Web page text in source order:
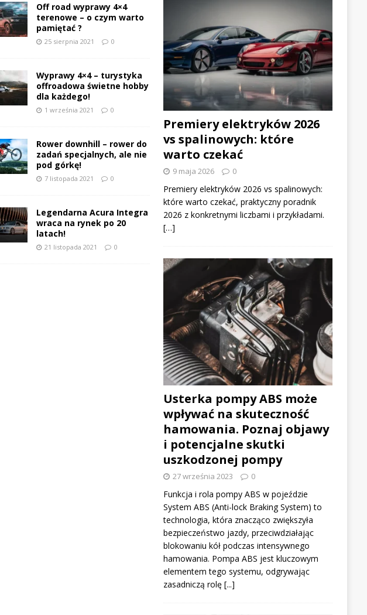
Off road wyprawy 4×4
terenowe – o czym warto
pamiętać ?
25 sierpnia 2021 0
Wyprawy 4×4 – turystyka
offroadowa świetne hobby
dla każdego!
1 września 2021 0
Rower downhill – rower do
zadań specjalnych, ale nie
pod górkę!
7 listopada 2021 0
Legendarna Acura Integra
wraca na rynek po 20
latach!
21 listopada 2021 0
Premiery elektryków 2026
vs spalinowych: które
warto czekać
9 maja 2026 0
Premiery elektryków 2026 vs spalinowych:
które warto czekać, praktyczny poradnik
2026 z konkretnymi liczbami i przykładami.
[…]
Usterka pompy ABS może
wpływać na skuteczność
hamowania. Poznaj objawy
i potencjalne skutki
uszkodzonej pompy
27 września 2023 0
Funkcja i rola pompy ABS w pojeździe
System ABS (Anti-lock Braking System) to
technologia, która znacząco zwiększyła
bezpieczeństwo jazdy, przeciwdziałając
blokowaniu kół podczas intensywnego
hamowania. Pompa ABS jest kluczowym
elementem tego systemu, odgrywając
zasadniczą rolę [...]